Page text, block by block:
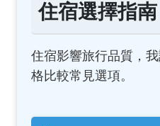
住宿選擇指南
住宿影響旅行品質，
格比較常見選項。